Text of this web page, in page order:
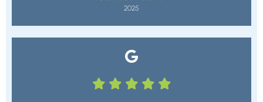
2025

    